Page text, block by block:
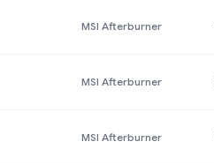
MSI Afterburner
MSI Afterburner
MSI Afterburner